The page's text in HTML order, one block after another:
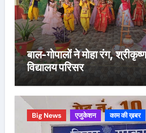
बाल-गोपालों ने मोहा रंग,
विद्यालय परिसर
Big News एजुकेशन काम की ख़बर